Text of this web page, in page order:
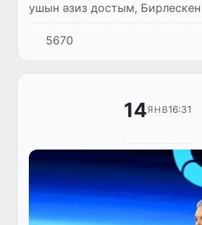
ушын әзиз достым,
Әмирликлери Президенти
Ол Наҳаён Уллы Мәртебели
жүректен миннетдаршылық
5670
14ЯНВ16:31